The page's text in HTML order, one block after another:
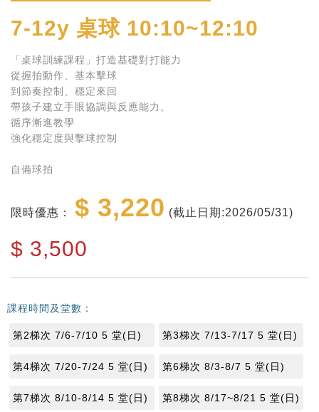
7-12y 桌球 10:10~12:10
「桌球訓練課程」打造基礎對打能力
從握拍動作、基本擊球
到節奏控制、穩定來回
帶孩子建立手眼協調與反應能力。
循序漸進教學
強化穩定度與擊球控制
自備球拍
限時優惠： $ 3,220 (截止日期:2026/05/31)
$ 3,500
課程時間及堂數：
第2梯次 7/6-7/10 5 堂(日) 第3梯次 7/13-7/17 5 堂(日)
第4梯次 7/20-7/24 5 堂(日) 第6梯次 8/3-8/7 5 堂(日)
第7梯次 8/10-8/14 5 堂(日) 第8梯次 8/17~8/21 5 堂(日)